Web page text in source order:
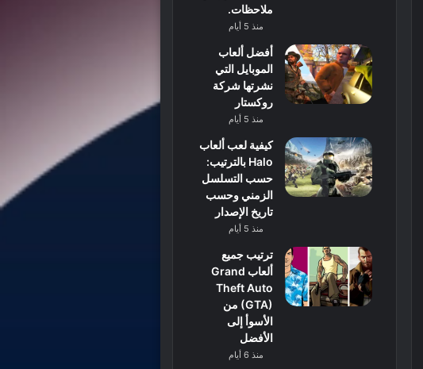
ملاحظات.
منذ 5 أيام
أفضل ألعاب
الموبايل التي
نشرتها شركة
روكستار
منذ 5 أيام
كيفية لعب ألعاب
Halo بالترتيب:
حسب التسلسل
الزمني وحسب
تاريخ الإصدار
منذ 5 أيام
ترتيب جميع
ألعاب Grand
Theft Auto
(GTA) من
الأسوأ إلى
الأفضل
منذ 6 أيام